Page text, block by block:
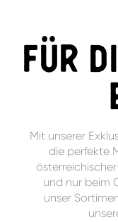
Für
Mit unserer
die perfekte
und nur beim
unser